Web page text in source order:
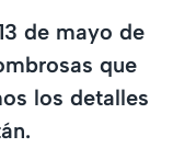
de mayo de
que
los detalles